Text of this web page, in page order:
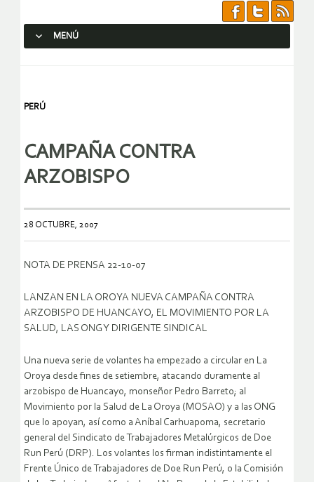
MENÚ
PERÚ
CAMPAÑA CONTRA
ARZOBISPO
28 OCTUBRE, 2007
NOTA DE PRENSA 22-10-07
LANZAN EN LA OROYA NUEVA CAMPAÑA CONTRA
ARZOBISPO DE HUANCAYO, EL MOVIMIENTO POR LA
SALUD, LAS ONG Y DIRIGENTE SINDICAL
Una nueva serie de volantes ha empezado a circular en La
Oroya desde fines de setiembre, atacando duramente al
arzobispo de Huancayo, monseñor Pedro Barreto; al
Movimiento por la Salud de La Oroya (MOSAO) y a las ONG
que lo apoyan, así como a Aníbal Carhuapoma, secretario
general del Sindicato de Trabajadores Metalúrgicos de Doe
Run Perú (DRP). Los volantes los firman indistintamente el
Frente Único de Trabajadores de Doe Run Perú, o la Comisión